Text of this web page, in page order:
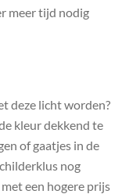
meer tijd nodig
deze licht worden?
kleur dekkend te
of gaatjes in de
nog
een hogere prijs